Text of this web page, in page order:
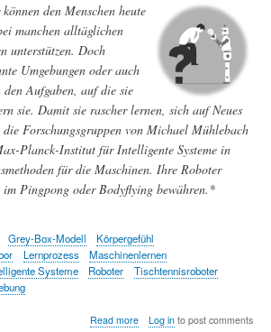
den Menschen heute
manchen alltäglichen
unterstützen. Doch
Umgebungen oder auch
Aufgaben, auf die sie
sie. Damit sie rascher lernen, sich auf Neues
Forschungsgruppen von Michael Mühlebach
Planck-Institut für Intelligente Systeme in
für die Maschinen. Ihre Roboter
im Pingpong oder Bodyflying bewähren.*
Grey-Box-Modell
Körpergefühl
Lernprozess
Maschinenlernen
Systeme
Roboter
Tischtennisroboter
Read moreabout
Log into post comments